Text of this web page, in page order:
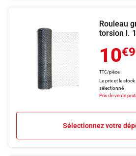
Rouleau
torsion l.
10
TTC/pièce
Le prix et le
sélectionné
Prix de vente
Sélectionnez votre